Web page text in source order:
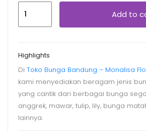
quantity
Add to
Highlights
Di Toko Bunga Bandung – Monalisa
kami menyediakan beragam jenis
yang cantik dari berbagai bunga
anggrek, mawar, tulip, lily, bunga
lainnya.